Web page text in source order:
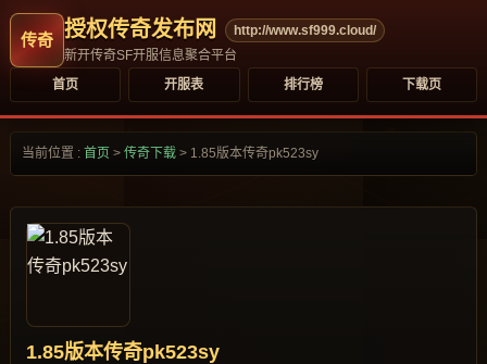
授权传奇发布网
http://www.sf999.cloud/
新开传奇SF开服信息聚合平台
首页
开服表 排行榜 下载页
当前位置 : 首页 > 传奇下载 > 1.85版本传奇pk523sy
1.85版本传奇pk523sy